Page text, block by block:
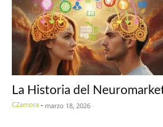
La Historia del
CZamora - marzo 18, 2026